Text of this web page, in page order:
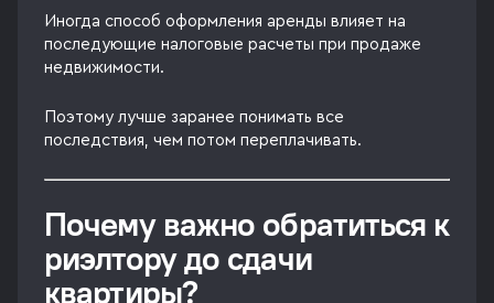
Иногда способ оформления аренды влияет на
последующие налоговые расчеты при продаже
недвижимости.
Поэтому лучше заранее понимать все
последствия, чем потом переплачивать.
Почему важно обратиться к
риэлтору до сдачи
квартиры?